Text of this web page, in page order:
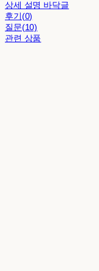
상세 설명 바닥글
후기(0)
질문(10)
관련 상품